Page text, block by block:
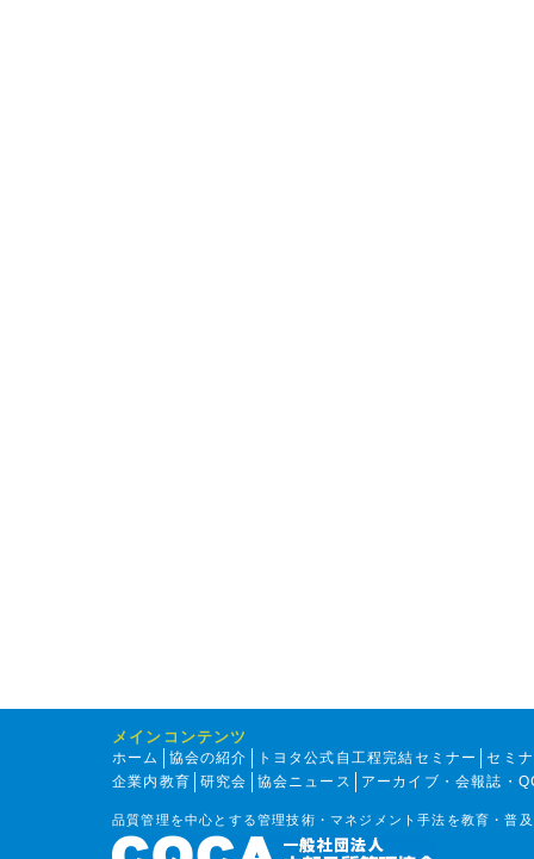
メインコンテンツ
ホーム 協会の紹介 トヨタ公式自工程完結セミナー
セミ
企業内教育
研究会 協会ニュース アーカイブ・会報誌・
品質管理を中心とする管理技術・マネジメント手法を教育・普